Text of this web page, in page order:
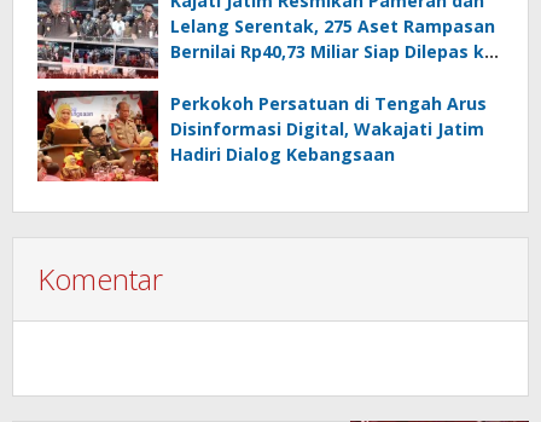
Lelang Serentak, 275 Aset Rampasan
Bernilai Rp40,73 Miliar Siap Dilepas ke
Perkokoh Persatuan di Tengah Arus
Disinformasi Digital, Wakajati Jatim
Hadiri Dialog Kebangsaan
Komentar